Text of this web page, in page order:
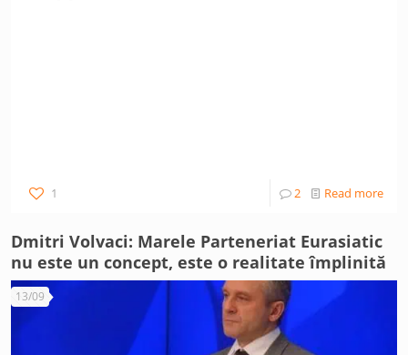
1 2 Read more
Dmitri Volvaci: Marele Parteneriat Eurasiatic
nu este un concept, este o realitate împlinită
13/09